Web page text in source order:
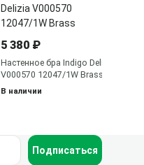
5 380 ₽
Настенное бра Indigo Delizia
V000570 12047/1W Brass
В наличии
Подписаться